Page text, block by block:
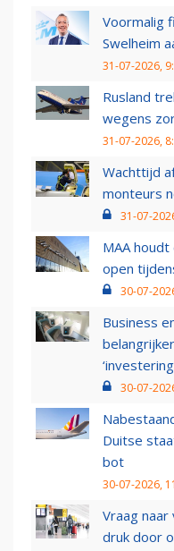
Voormalig
Swelheim
31-07-2026,
Rusland
wegens
31-07-2026,
Wachttijd
monteurs
31-07-
MAA
open
30-07-
Business
30-07-
Duitse
bot
30-07-2026,
Vraag
druk door